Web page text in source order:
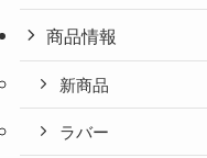
商品情報
新商品
ラバー